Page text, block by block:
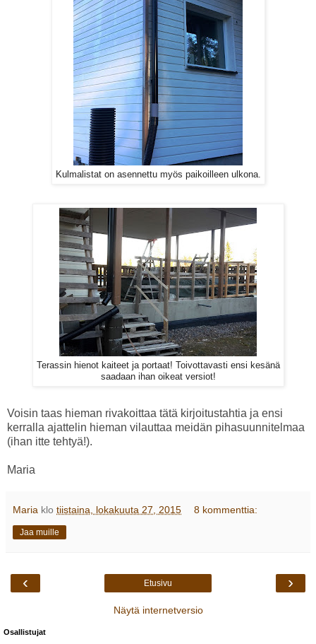
Kulmalistat on asennettu myös paikoilleen ulkona.
Terassin hienot kaiteet ja portaat! Toivottavasti ensi kesänä
saadaan ihan oikeat versiot!
Voisin taas hieman rivakoittaa tätä kirjoitustahtia ja ensi
kerralla ajattelin hieman vilauttaa meidän pihasuunnitelmaa
(ihan itte tehtyä!).
Maria
Maria klo tiistaina, lokakuuta 27, 2015 8 kommenttia:
Jaa muille
‹ ›
Etusivu
Näytä internetversio
Osallistujat